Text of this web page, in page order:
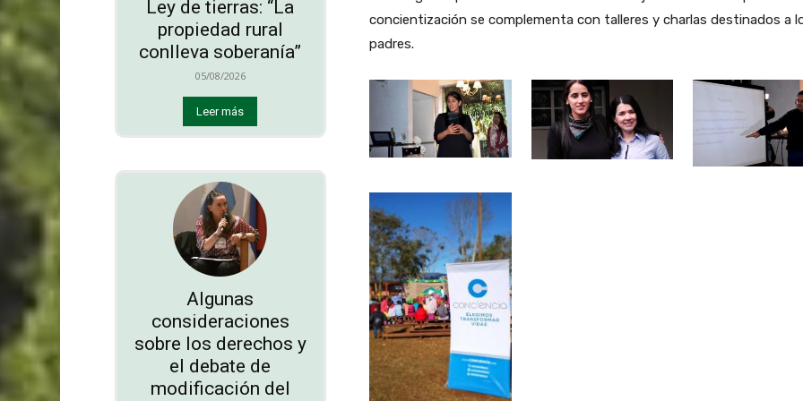
Ley de tierras: “La
propiedad rural
conlleva soberanía”
05/08/2026
Leer más
Algunas
consideraciones
sobre los derechos y
el debate de
modificación del
concientización se complementa con talleres y charlas destinados a
padres.